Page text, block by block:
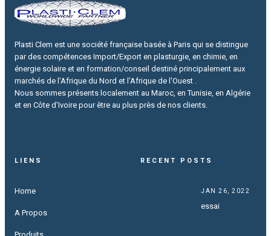
Plasti Clem est une société française basée à Paris qui se distingue
par des compétences Import/Export en plasturgie, en chimie, en
énergie solaire et en formation/conseil destiné principalement aux
marchés de l'Afrique du Nord et l'Afrique de l'Ouest .
Nous sommes présents localement au Maroc, en Tunisie, en Algérie
et en Côte d'Ivoire pour être au plus près de nos clients.
LIENS
Home
A Propos
RECENT POSTS
JAN 26, 2022
essai